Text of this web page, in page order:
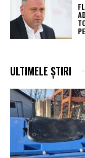
ULTIMELE ȘTIRI